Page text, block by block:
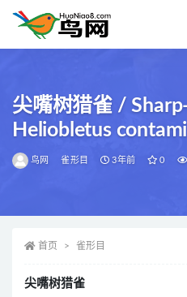
尖嘴树猎雀 /
Heliobletus
鸟网 雀形目 3年前 0
首页 雀形目
尖嘴树猎雀